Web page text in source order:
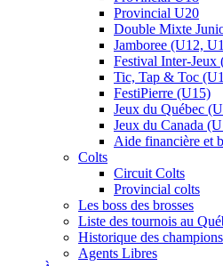
Provincial U20
Double Mixte
Jamboree (U12,
Festival Inter-Jeux
Tic, Tap & Toc
FestiPierre (U15)
Jeux du Québec
Jeux du Canada
Aide financière et
Colts
Circuit Colts
Provincial colts
Les boss des brosses
Liste des tournois au
Historique des champions
Agents Libres